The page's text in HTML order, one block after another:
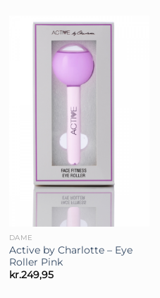
DAME
Active by Charlotte – Eye
Roller Pink
kr.249,95